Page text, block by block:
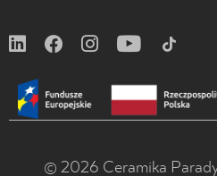
© 2026 Ceramika